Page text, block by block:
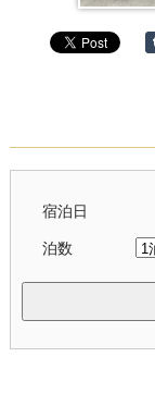
宿泊日
泊数